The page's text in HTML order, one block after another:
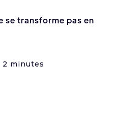
se transforme pas en
2 minutes